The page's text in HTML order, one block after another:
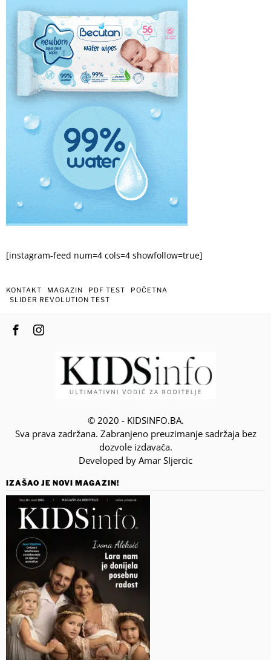
[instagram-feed num=4 cols=4 showfollow=true]
KONTAKT MAGAZIN PDF TEST
POČETNA
SLIDER REVOLUTION TEST
© 2020 - KIDSINFO.BA.
Sva prava zadržana. Zabranjeno preuzimanje sadržaja bez
dozvole izdavača.
Developed by Amar SIjercic
IZAŠAO JE NOVI MAGAZIN!